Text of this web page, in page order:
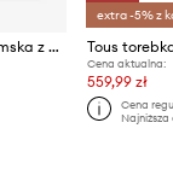
Tous torebka shopper damska z imitacji skóry
extra -5% z
Cena aktualna:
559,99 zł
Cena
Najniższa